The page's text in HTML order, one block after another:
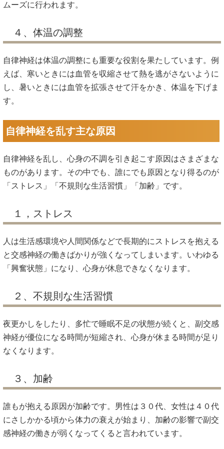
ムーズに行われます。
４、体温の調整
自律神経は体温の調整にも重要な役割を果たしています。例
えば、寒いときには血管を収縮させて熱を逃がさないように
し、暑いときには血管を拡張させて汗をかき、体温を下げま
す。
自律神経を乱す主な原因
自律神経を乱し、心身の不調を引き起こす原因はさまざまな
ものがあります。その中でも、誰にでも原因となり得るのが
「ストレス」「不規則な生活習慣」「加齢」です。
１，ストレス
人は生活感環境や人間関係などで長期的にストレスを抱える
と交感神経の働きばかりが強くなってしまいます。いわゆる
「興奮状態」になり、心身が休息できなくなります。
２、不規則な生活習慣
夜更かしをしたり、多忙で睡眠不足の状態が続くと、副交感
神経が優位になる時間が短縮され、心身が休まる時間が足り
なくなります。
３、加齢
誰もが抱える原因が加齢です。男性は３０代、女性は４０代
にさしかかる頃から体力の衰えが始まり、加齢の影響で副交
感神経の働きが弱くなってくると言われています。